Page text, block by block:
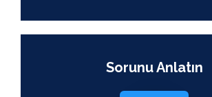
Sorunu Anlatın